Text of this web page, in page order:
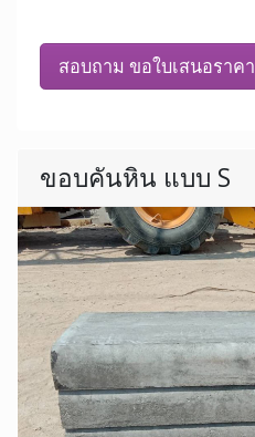
สอบถาม ขอใบเสนอราคา
ขอบคันหิน แบบ S